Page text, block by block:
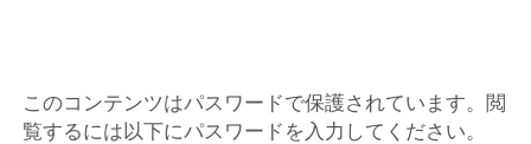
このコンテンツはパスワードで保護されています。閲
覧するには以下にパスワードを入力してください。